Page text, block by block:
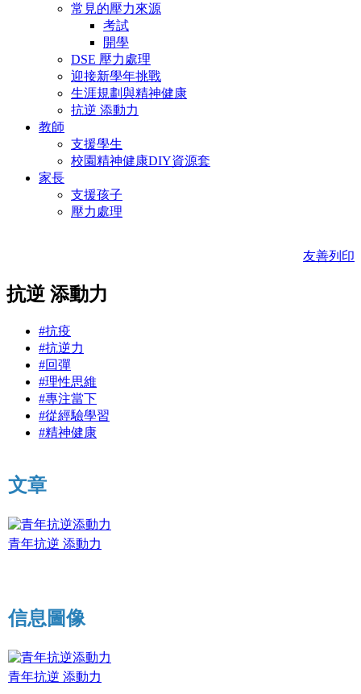
常見的壓力來源
考試
開學
DSE 壓力處理
迎接新學年挑戰
生涯規劃與精神健康
抗逆 添動力
教師
支援學生
校園精神健康DIY資源套
家長
支援孩子
壓力處理
友善列印
抗逆 添動力
#抗疫
#抗逆力
#回彈
#理性思維
#專注當下
#從經驗學習
#精神健康
文章
青年抗逆 添動力
信息圖像
青年抗逆 添動力